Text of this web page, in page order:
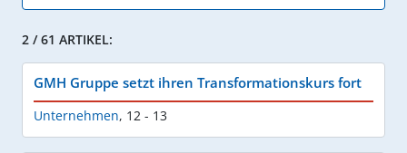
2 / 61 ARTIKEL:
GMH Gruppe setzt ihren Transformationskurs fort
Unternehmen, 12 - 13